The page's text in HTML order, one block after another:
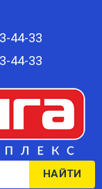
44-33
44-33
НАЙТИ